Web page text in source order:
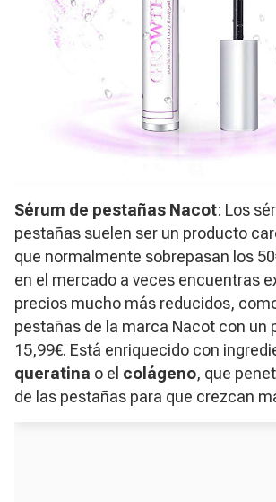
Sérum de pestañas Nacot: Los
pestañas suelen ser un producto
que normalmente sobrepasan los
en el mercado a veces encuentras
precios mucho más reducidos,
pestañas de la marca Nacot con un
15,99€. Está enriquecido con
queratina o el colágeno, que
de las pestañas para que crezcan